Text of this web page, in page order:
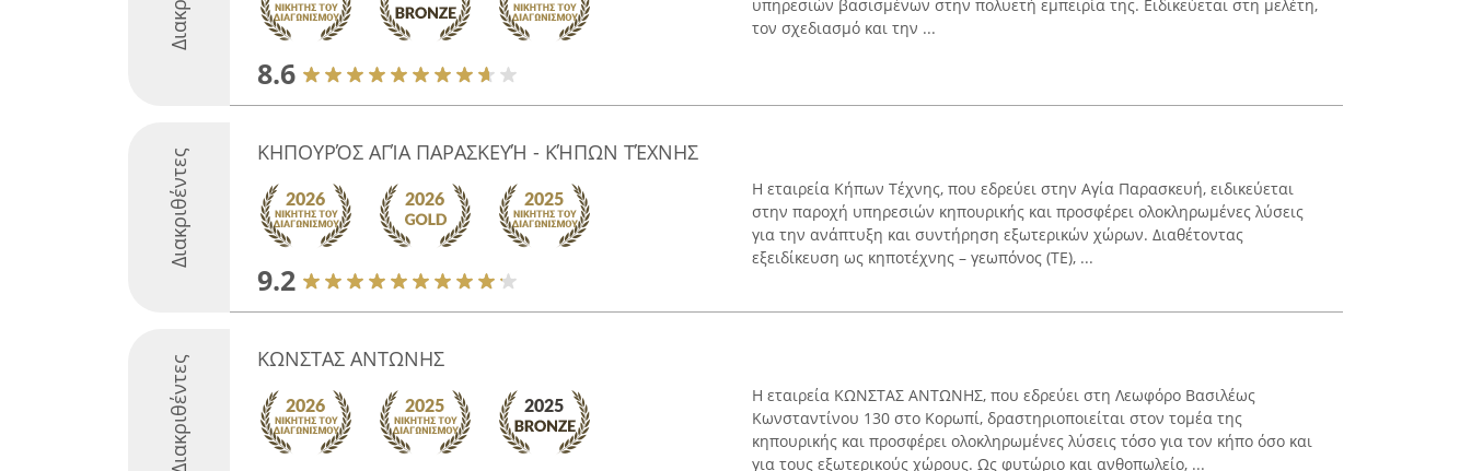
8.6
υπηρεσιών βασισμένων στην πολυετή εμπειρία της. Ειδικεύεται στη μελέτη,
τον σχεδιασμό και την ...
Διακριθέντες ΚΗΠΟΥΡΌΣ ΑΓΊΑ ΠΑΡΑΣΚΕΥΉ - ΚΉΠΩΝ ΤΈΧΝΗΣ
9.2
Η εταιρεία Κήπων Τέχνης, που εδρεύει στην Αγία Παρασκευή, ειδικεύεται
στην παροχή υπηρεσιών κηπουρικής και προσφέρει ολοκληρωμένες λύσεις
για την ανάπτυξη και συντήρηση εξωτερικών χώρων. Διαθέτοντας
εξειδίκευση ως κηποτέχνης – γεωπόνος (ΤΕ), ...
Διακριθέντες ΚΩΝΣΤΑΣ ΑΝΤΩΝΗΣ
Η εταιρεία ΚΩΝΣΤΑΣ ΑΝΤΩΝΗΣ, που εδρεύει στη Λεωφόρο Βασιλέως
Κωνσταντίνου 130 στο Κορωπί, δραστηριοποιείται στον τομέα της
κηπουρικής και προσφέρει ολοκληρωμένες λύσεις τόσο για τον κήπο όσο και
για τους εξωτερικούς χώρους. Ως φυτώριο και ανθοπωλείο, ...